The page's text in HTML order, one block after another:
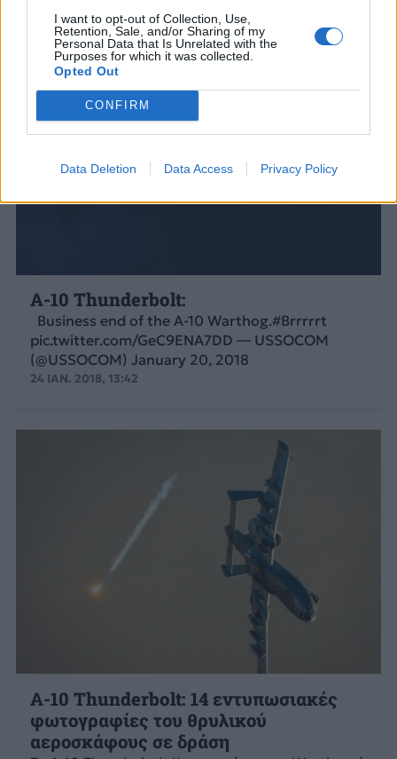
I want to opt-out of Collection, Use,
Retention, Sale, and/or Sharing of my
Personal Data that Is Unrelated with the
Purposes for which it was collected.
Opted Out
CONFIRM
Data Deletion Data Access Privacy Policy
A-10 Thunderbolt:
Business end of the A-10 Warthog.#Brrrrrt
pic.twitter.com/GeC9ENA7DD — USSOCOM
(@USSOCOM) January 20, 2018
24 ΙΑΝ. 2018, 13:42
A-10 Thunderbolt: 14 εντυπωσιακές
φωτογραφίες του θρυλικού
αεροσκάφους σε δράση